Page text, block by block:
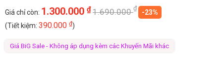
Giá chỉ còn: 1.300.000 ₫1.690.000₫
-23%
(Tiết kiệm: 390.000 ₫)
Giá BiG Sale - Không áp dụng kèm các Khuyến Mãi khác